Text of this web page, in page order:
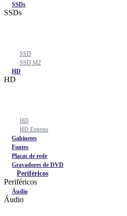
SSDs
SSDs
SSD
SSD M2
HD
HD
HD
HD Externo
Gabinetes
Fontes
Placas de rede
Gravadores de DVD
Periféricos
Periféricos
Áudio
Áudio